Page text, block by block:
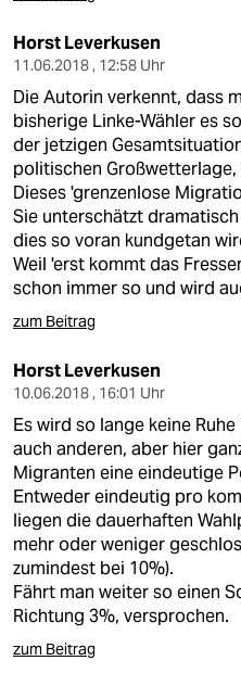
Horst Leverkusen
11.06.2018 , 12:58 Uhr
Die Autorin verkennt, dass
bisherige Linke-Wähler es
der jetzigen
politischen
Dieses 'grenzenlose
Sie unterschätzt
dies so voran kundgetan
Weil 'erst kommt das
schon immer so und wird
zum Beitrag
Horst Leverkusen
10.06.2018 , 16:01 Uhr
Es wird so lange keine
auch anderen, aber hier
Migranten eine eindeutige
Entweder eindeutig pro
liegen die dauerhaften
mehr oder weniger
zumindest bei 10%).
Fährt man weiter so einen
Richtung 3%, versprochen.
zum Beitrag